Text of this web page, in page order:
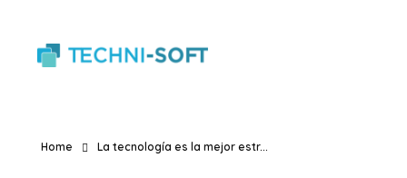
Home La tecnología es la mejor estr...